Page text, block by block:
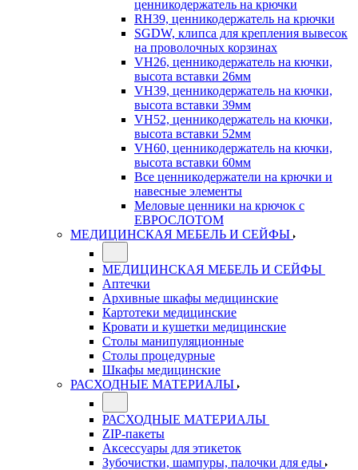
ценникодержатель на крючки
RH39, ценникодержатель на крючки
SGDW, клипса для крепления вывесок
на проволочных корзинах
VH26, ценникодержатель на кючки,
высота вставки 26мм
VH39, ценникодержатель на кючки,
высота вставки 39мм
VH52, ценникодержатель на кючки,
высота вставки 52мм
VH60, ценникодержатель на кючки,
высота вставки 60мм
Все ценникодержатели на крючки и
навесные элементы
Меловые ценники на крючок с
ЕВРОСЛОТОМ
МЕДИЦИНСКАЯ МЕБЕЛЬ И СЕЙФЫ
МЕДИЦИНСКАЯ МЕБЕЛЬ И СЕЙФЫ
Аптечки
Архивные шкафы медицинские
Картотеки медицинские
Кровати и кушетки медицинские
Столы манипуляционные
Столы процедурные
Шкафы медицинские
РАСХОДНЫЕ МАТЕРИАЛЫ
РАСХОДНЫЕ МАТЕРИАЛЫ
ZIP-пакеты
Аксессуары для этикеток
Зубочистки, шампуры, палочки для еды